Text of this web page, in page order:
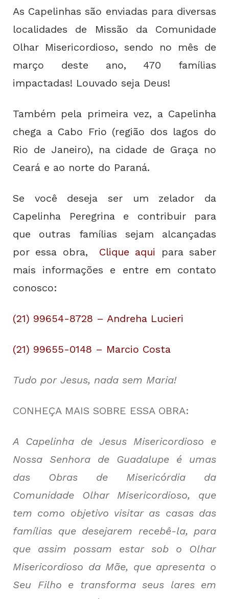
As Capelinhas são enviadas para diversas
localidades de Missão da Comunidade
Olhar Misericordioso, sendo no mês de
março deste ano, 470 famílias
impactadas! Louvado seja Deus!
Também pela primeira vez, a Capelinha
chega a Cabo Frio (região dos lagos do
Rio de Janeiro), na cidade de Graça no
Ceará e ao norte do Paraná.
Se você deseja ser um zelador da
Capelinha Peregrina e contribuir para
que outras famílias sejam alcançadas
por essa obra, Clique aqui
para saber
mais informações e entre em contato
conosco:
(21) 99654-8728 – Andreha Lucieri
(21) 99655-0148 – Marcio Costa
Tudo por Jesus, nada sem Maria!
CONHEÇA MAIS SOBRE ESSA OBRA:
A Capelinha de Jesus Misericordioso e
Nossa Senhora de Guadalupe é umas
das Obras de Misericórdia da
Comunidade Olhar Misericordioso, que
tem como objetivo visitar as casas das
famílias que desejarem recebê-la, para
que assim possam estar sob o Olhar
Misericordioso da Mãe, que apresenta o
Seu Filho e transforma seus lares em